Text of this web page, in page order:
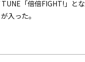
TUNE「倍倍FIGHT!」と
入った。